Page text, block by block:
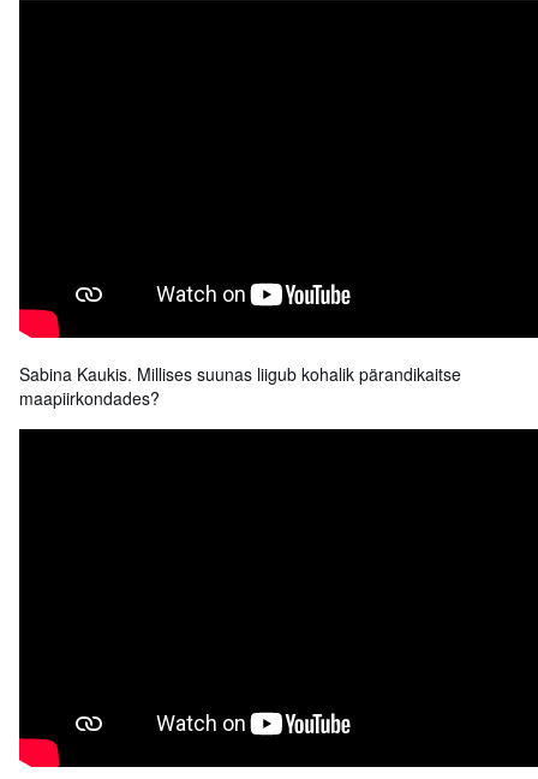
Sabina Kaukis. Millises suunas liigub kohalik pärandikaitse
maapiirkondades?